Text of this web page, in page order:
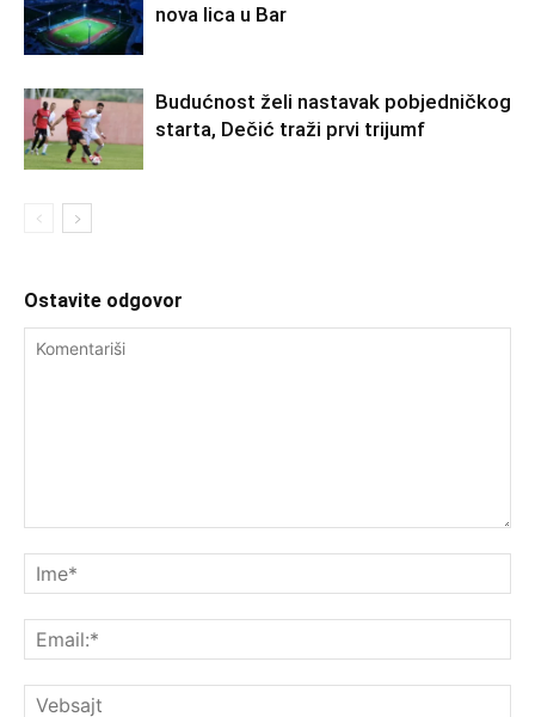
nova lica u Bar
Budućnost želi nastavak pobjedničkog
starta, Dečić traži prvi trijumf
Ostavite odgovor